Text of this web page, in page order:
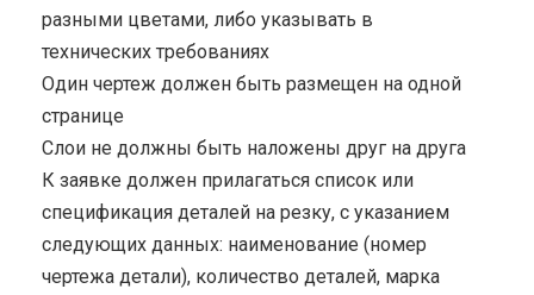
разными цветами, либо указывать в
технических требованиях
Один чертеж должен быть размещен на одной
странице
Cлои не должны быть наложены друг на друга
К заявке должен прилагаться список или
спецификация деталей на резку, с указанием
следующих данных: наименование (номер
чертежа детали), количество деталей, марка